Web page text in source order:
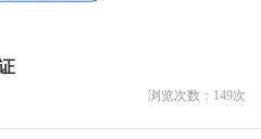
浏览次数： 149次